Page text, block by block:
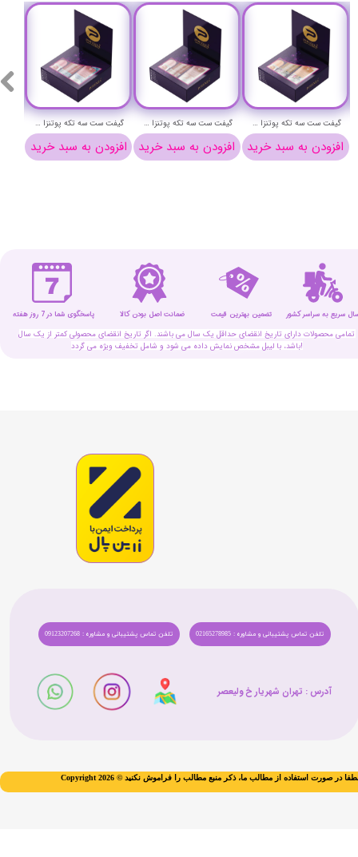
گیفت ست سه تکه پوتنزا مدل AMBER با رایحه شی وود - POTENZA PERFUME GIFT SET
افزودن به سبد خرید
گیفت ست سه تکه پوتنزا مدل SENSETIVE با رایحه شیسیدو زن - POTENZA PERFUME GIFT SET
افزودن به سبد خرید
گیفت ست سه تکه پوتنزا مدل REPAIR با رایحه امپریو آرمانی - POTENZA PERFUME GIFT SET
افزودن به سبد خرید
تمامی محصولات دارای تاریخ انقضای حداقل یک سال می باشند. اگر تاریخ انقضای محصولی کمتر از یک سال
باشد، با لیبل مشخص نمایش داده می شود و شامل تخفیف ویژه می گردد!
ضمانت اصل بودن کالا تضمین بهترین قیمت پاسخگوی شما در 7 روز هفته سریع به سراسر کشور
تلفن تماس پشتیبانی و مشاوره : 09123207268 تلفن تماس پشتیبانی و مشاوره : 02165278985
آدرس : تهران شهریار خ ولیعصر​​​​​​​